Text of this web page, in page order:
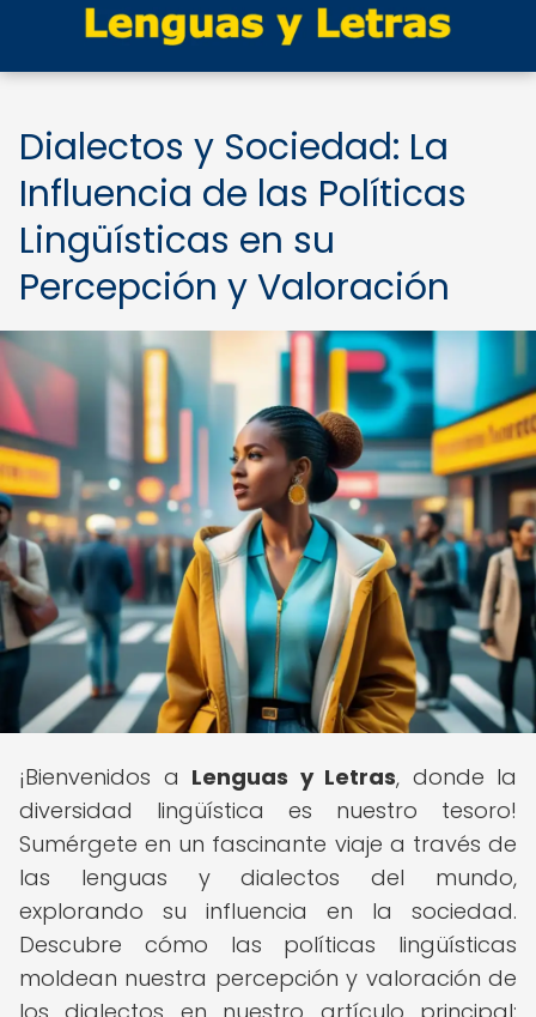
Dialectos y Sociedad: La
Influencia de las Políticas
Lingüísticas en su
Percepción y Valoración
¡Bienvenidos a Lenguas y Letras, donde la
diversidad lingüística es nuestro tesoro!
Sumérgete en un fascinante viaje a través de
las lenguas y dialectos del mundo,
explorando su influencia en la sociedad.
Descubre cómo las políticas lingüísticas
moldean nuestra percepción y valoración de